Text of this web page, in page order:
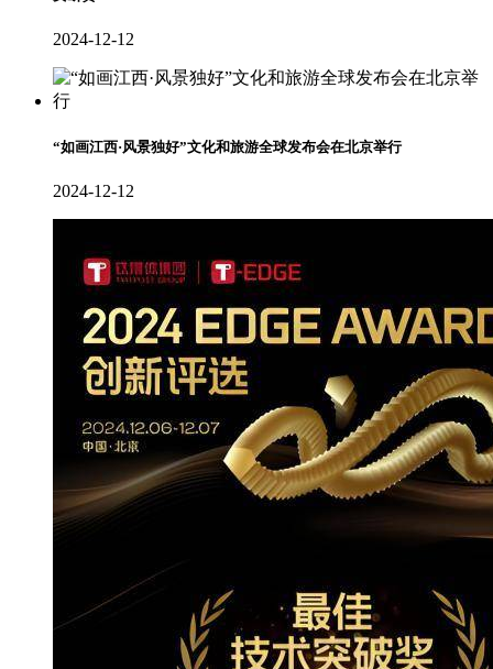
2024-12-12
“如画江西·风景独好”文化和旅游全球发布会在北京举行
2024-12-12